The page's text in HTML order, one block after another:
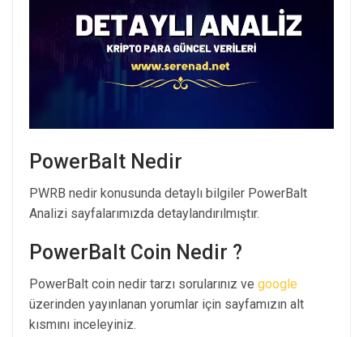
PowerBalt Nedir
PWRB nedir konusunda detaylı bilgiler PowerBalt
Analizi sayfalarımızda detaylandırılmıştır.
PowerBalt Coin Nedir ?
PowerBalt coin nedir tarzı sorularınız ve google
üzerinden yayınlanan yorumlar için sayfamızın alt
kısmını inceleyiniz.